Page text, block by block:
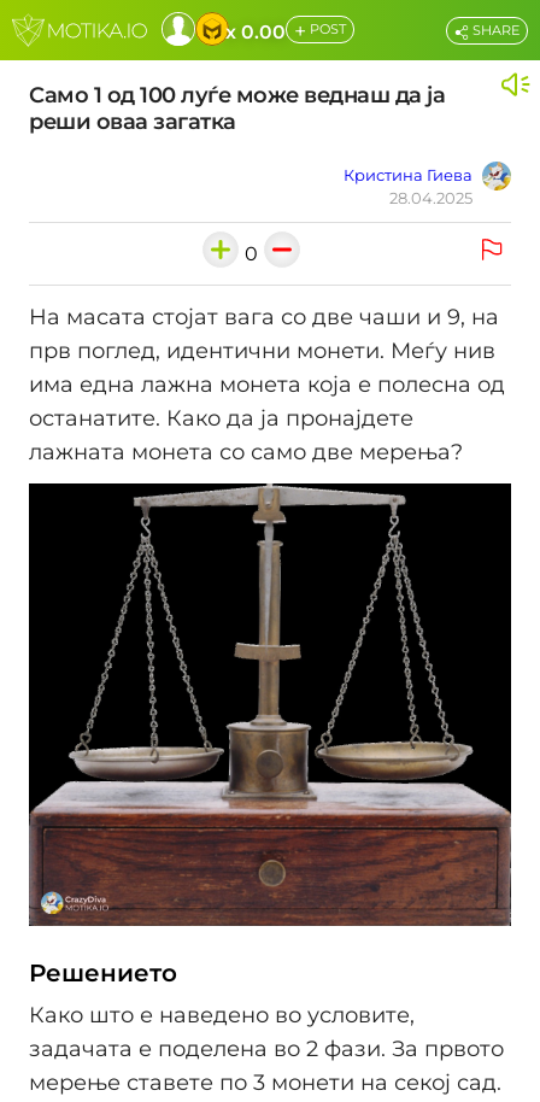
x 0.00 + POST
Само 1 од 100 луѓе може веднаш да ја
реши оваа загатка
Кристина Гиева
28.04.2025
SHARE
0
На масата стојат вага со две чаши и 9, на
прв поглед, идентични монети. Меѓу нив
има една лажна монета која е полесна од
останатите. Како да ја пронајдете
лажната монета со само две мерења?
Решението
Како што е наведено во условите,
задачата е поделена во 2 фази. За првото
мерење ставете по 3 монети на секој сад.